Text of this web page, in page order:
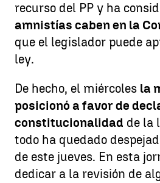
recurso del PP y ha
amnistías caben en la
que el legislador puede
ley.
De hecho, el miércoles la
posicionó a favor de
constitucionalidad de la
todo ha quedado
de este jueves. En esta
dedicar a la revisión de